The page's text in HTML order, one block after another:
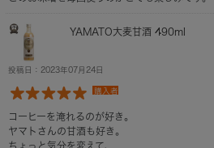
YAMATO大麦甘酒 490ml
投稿日：2023年07月24日
購入者
コーヒーを淹れるのが好き。
ヤマトさんの甘酒も好き。
ちょっと気分を変えて、